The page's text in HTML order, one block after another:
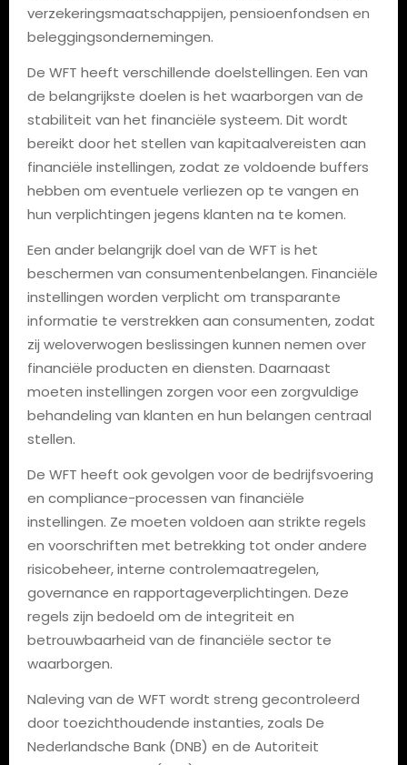
verzekeringsmaatschappijen, pensioenfondsen en
beleggingsondernemingen.
De WFT heeft verschillende doelstellingen. Een van
de belangrijkste doelen is het waarborgen van de
stabiliteit van het financiële systeem. Dit wordt
bereikt door het stellen van kapitaalvereisten aan
financiële instellingen, zodat ze voldoende buffers
hebben om eventuele verliezen op te vangen en
hun verplichtingen jegens klanten na te komen.
Een ander belangrijk doel van de WFT is het
beschermen van consumentenbelangen. Financiële
instellingen worden verplicht om transparante
informatie te verstrekken aan consumenten, zodat
zij weloverwogen beslissingen kunnen nemen over
financiële producten en diensten. Daarnaast
moeten instellingen zorgen voor een zorgvuldige
behandeling van klanten en hun belangen centraal
stellen.
De WFT heeft ook gevolgen voor de bedrijfsvoering
en compliance-processen van financiële
instellingen. Ze moeten voldoen aan strikte regels
en voorschriften met betrekking tot onder andere
risicobeheer, interne controlemaatregelen,
governance en rapportageverplichtingen. Deze
regels zijn bedoeld om de integriteit en
betrouwbaarheid van de financiële sector te
waarborgen.
Naleving van de WFT wordt streng gecontroleerd
door toezichthoudende instanties, zoals De
Nederlandsche Bank (DNB) en de Autoriteit